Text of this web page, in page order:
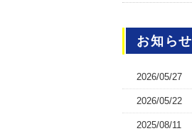
お知らせ
2026/05/27
2026/05/22
2025/08/11